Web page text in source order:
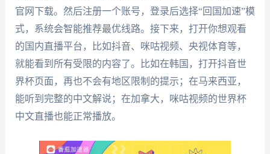
官网下载。然后注册一个账号，登录后选择“回国加速”模
式，系统会智能推荐最优线路。接下来，打开你想观看
的国内直播平台，比如抖音、咪咕视频、央视体育等，
就能看到所有受限的内容了。比如在韩国，打开抖音世
界杯页面，再也不会有地区限制的提示；在马来西亚，
能听到完整的中文解说；在加拿大，咪咕视频的世界杯
中文直播也能正常播放。